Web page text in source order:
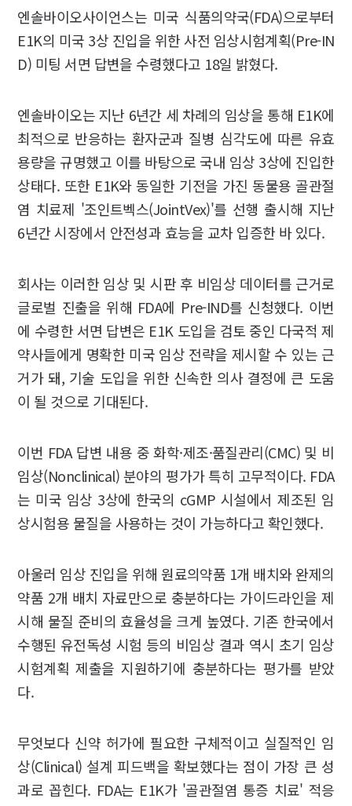
엔솔바이오사이언스는 미국 식품의약국(FDA)으로부터
E1K의 미국 3상 진입을 위한 사전 임상시험계획(Pre-IN
D) 미팅 서면 답변을 수령했다고 18일 밝혔다.
엔솔바이오는 지난 6년간 세 차례의 임상을 통해 E1K에
최적으로 반응하는 환자군과 질병 심각도에 따른 유효
용량을 규명했고 이를 바탕으로 국내 임상 3상에 진입한
상태다. 또한 E1K와 동일한 기전을 가진 동물용 골관절
염 치료제 '조인트벡스(JointVex)'를 선행 출시해 지난
6년간 시장에서 안전성과 효능을 교차 입증한 바 있다.
회사는 이러한 임상 및 시판 후 비임상 데이터를 근거로
글로벌 진출을 위해 FDA에 Pre-IND를 신청했다. 이번
에 수령한 서면 답변은 E1K 도입을 검토 중인 다국적 제
약사들에게 명확한 미국 임상 전략을 제시할 수 있는 근
거가 돼, 기술 도입을 위한 신속한 의사 결정에 큰 도움
이 될 것으로 기대된다.
이번 FDA 답변 내용 중 화학·제조·품질관리(CMC) 및 비
임상(Nonclinical) 분야의 평가가 특히 고무적이다. FDA
는 미국 임상 3상에 한국의 cGMP 시설에서 제조된 임
상시험용 물질을 사용하는 것이 가능하다고 확인했다.
아울러 임상 진입을 위해 원료의약품 1개 배치와 완제의
약품 2개 배치 자료만으로 충분하다는 가이드라인을 제
시해 물질 준비의 효율성을 크게 높였다. 기존 한국에서
수행된 유전독성 시험 등의 비임상 결과 역시 초기 임상
시험계획 제출을 지원하기에 충분하다는 평가를 받았
다.
무엇보다 신약 허가에 필요한 구체적이고 실질적인 임
상(Clinical) 설계 피드백을 확보했다는 점이 가장 큰 성
과로 꼽힌다. FDA는 E1K가 '골관절염 통증 치료' 적응